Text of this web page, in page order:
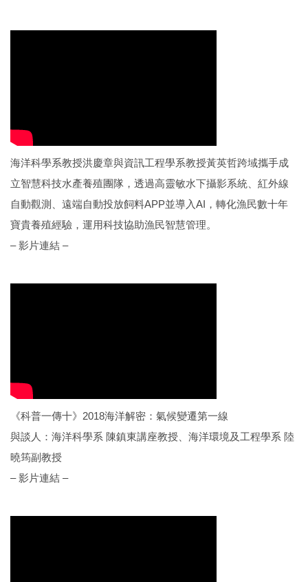
海洋科學系教授洪慶章與資訊工程學系教授黃英哲跨域攜手成
立智慧科技水產養殖團隊，透過高靈敏水下攝影系統、紅外線
自動觀測、遠端自動投放飼料APP並導入AI，轉化漁民數十年
寶貴養殖經驗，運用科技協助漁民智慧管理。
– 影片連結 –
《科普一傳十》2018海洋解密：氣候變遷第一線
與談人：海洋科學系 陳鎮東講座教授、海洋環境及工程學系 陸
曉筠副教授
– 影片連結 –